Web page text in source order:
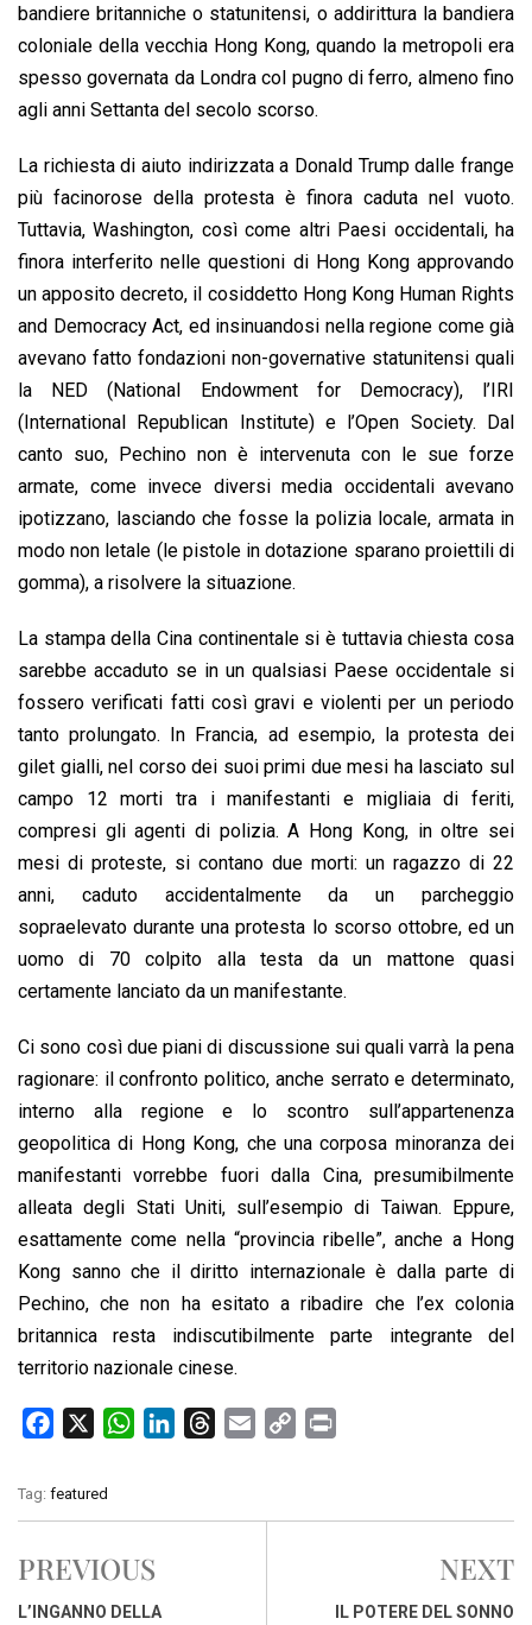
bandiere britanniche o statunitensi, o addirittura la bandiera
coloniale della vecchia Hong Kong, quando la metropoli era
spesso governata da Londra col pugno di ferro, almeno fino
agli anni Settanta del secolo scorso.
La richiesta di aiuto indirizzata a Donald Trump dalle frange
più facinorose della protesta è finora caduta nel vuoto.
Tuttavia, Washington, così come altri Paesi occidentali, ha
finora interferito nelle questioni di Hong Kong approvando
un apposito decreto, il cosiddetto Hong Kong Human Rights
and Democracy Act, ed insinuandosi nella regione come già
avevano fatto fondazioni non-governative statunitensi quali
la NED (National Endowment for Democracy), l’IRI
(International Republican Institute) e l’Open Society. Dal
canto suo, Pechino non è intervenuta con le sue forze
armate, come invece diversi media occidentali avevano
ipotizzano, lasciando che fosse la polizia locale, armata in
modo non letale (le pistole in dotazione sparano proiettili di
gomma), a risolvere la situazione.
La stampa della Cina continentale si è tuttavia chiesta cosa
sarebbe accaduto se in un qualsiasi Paese occidentale si
fossero verificati fatti così gravi e violenti per un periodo
tanto prolungato. In Francia, ad esempio, la protesta dei
gilet gialli, nel corso dei suoi primi due mesi ha lasciato sul
campo 12 morti tra i manifestanti e migliaia di feriti,
compresi gli agenti di polizia. A Hong Kong, in oltre sei
mesi di proteste, si contano due morti: un ragazzo di 22
anni, caduto accidentalmente da un parcheggio
sopraelevato durante una protesta lo scorso ottobre, ed un
uomo di 70 colpito alla testa da un mattone quasi
certamente lanciato da un manifestante.
Ci sono così due piani di discussione sui quali varrà la pena
ragionare: il confronto politico, anche serrato e determinato,
interno alla regione e lo scontro sull’appartenenza
geopolitica di Hong Kong, che una corposa minoranza dei
manifestanti vorrebbe fuori dalla Cina, presumibilmente
alleata degli Stati Uniti, sull’esempio di Taiwan. Eppure,
esattamente come nella “provincia ribelle”, anche a Hong
Kong sanno che il diritto internazionale è dalla parte di
Pechino, che non ha esitato a ribadire che l’ex colonia
britannica resta indiscutibilmente parte integrante del
territorio nazionale cinese.
c
o
o
W
A
p
Tag: featured
PREVIOUS
L’INGANNO DELLA
NEXT
IL POTERE DEL SONNO